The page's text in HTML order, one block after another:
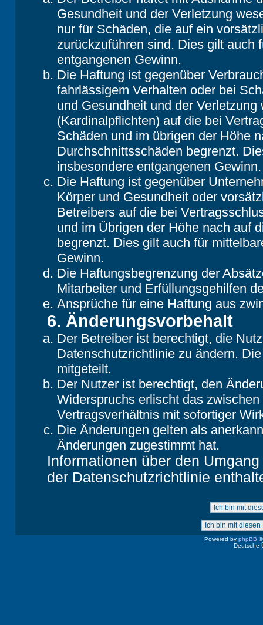
Gesundheit und der Verletzung
nur für Schäden, die auf ein
zurückzuführen sind. Dies gilt auch
entgangenen Gewinn.
Die Haftung ist gegenüber
fahrlässigem Verhalten oder bei
und Gesundheit und der
(Kardinalpflichten) auf die bei
Schäden und im übrigen der Höhe
Durchschnittsschäden begrenzt.
insbesondere entgangenen Gewinn.
Die Haftung ist gegenüber
Körper und Gesundheit oder
Betreibers auf die bei
und im Übrigen der Höhe nach auf
begrenzt. Dies gilt auch für
Gewinn.
Die Haftungsbegrenzung der
Mitarbeiter und Erfüllungsgehilfen
Ansprüche für eine Haftung aus
6. Änderungsvorbehalt
Der Betreiber ist berechtigt, die
Datenschutzrichtlinie zu ändern.
mitgeteilt.
Der Nutzer ist berechtigt, den
Widerspruchs erlischt das
Vertragsverhältnis mit sofortiger
Die Änderungen gelten als
Änderungen zugestimmt hat.
Informationen über den
der Datenschutzrichtlinie
Powered by phpBB
Deutsche